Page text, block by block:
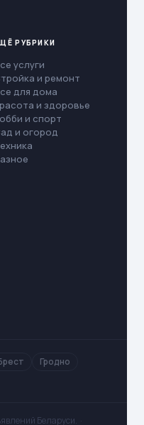
РУБРИКИ
услуги
и ремонт
для дома
и здоровье
и спорт
и огород
Гродно
Беларуси. ·